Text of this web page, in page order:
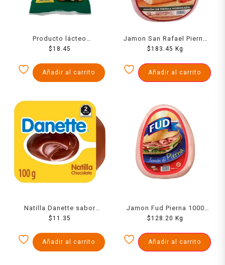
Producto lácteo
combinado Nutri entera en
$18.45
Añadir al carrito
Jamon San Rafael Pierna
Horneada 1000 Grs
$183.45 Kg
Añadir al carrito
Natilla Danette sabor
chocolate 100 g
$11.35
Añadir al carrito
Jamon Fud Pierna 1000
Grs
$128.20 Kg
Añadir al carrito